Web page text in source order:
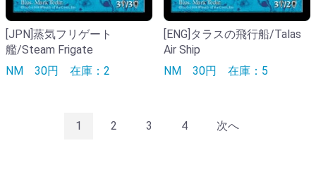
[JPN]蒸気フリゲート
艦/Steam Frigate
NM 30円 在庫：2
[ENG]タラスの飛行船/Talas
Air Ship
NM 30円 在庫：5
1 2 3 4 次へ